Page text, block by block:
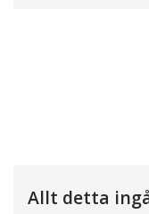
Allt detta